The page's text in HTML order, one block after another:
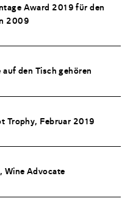
Award 2019 für den
2009
auf den Tisch gehören
Trophy, Februar 2019
Wine Advocate